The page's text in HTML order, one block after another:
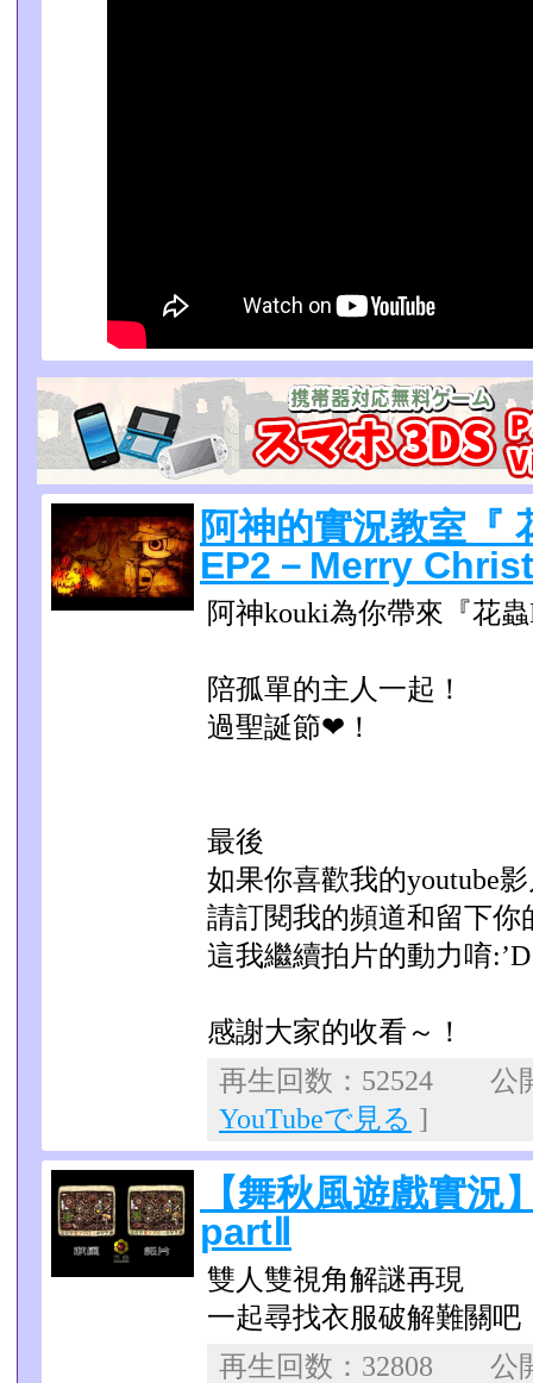
阿神的實況教室『
EP2－Merry
阿神kouki為你帶來『花
陪孤單的主人一起！
過聖誕節❤！
最後
如果你喜歡我的youtube
請訂閱我的頻道和留下你
這我繼續拍片的動力唷:’D
感謝大家的收看～！
再生回数：52524 公
YouTubeで見る ]
【舞秋風遊戲實況
partⅡ
雙人雙視角解謎再現
一起尋找衣服破解難關吧
再生回数：32808 公